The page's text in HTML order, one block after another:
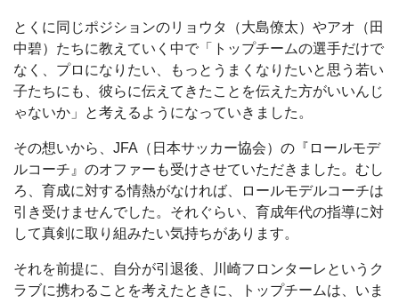
とくに同じポジションのリョウタ（大島僚太）やアオ（田
中碧）たちに教えていく中で「トップチームの選手だけで
なく、プロになりたい、もっとうまくなりたいと思う若い
子たちにも、彼らに伝えてきたことを伝えた方がいいんじ
ゃないか」と考えるようになっていきました。
その想いから、JFA（日本サッカー協会）の『ロールモデ
ルコーチ』のオファーも受けさせていただきました。むし
ろ、育成に対する情熱がなければ、ロールモデルコーチは
引き受けませんでした。それぐらい、育成年代の指導に対
して真剣に取り組みたい気持ちがあります。
それを前提に、自分が引退後、川崎フロンターレというク
ラブに携わることを考えたときに、トップチームは、いま